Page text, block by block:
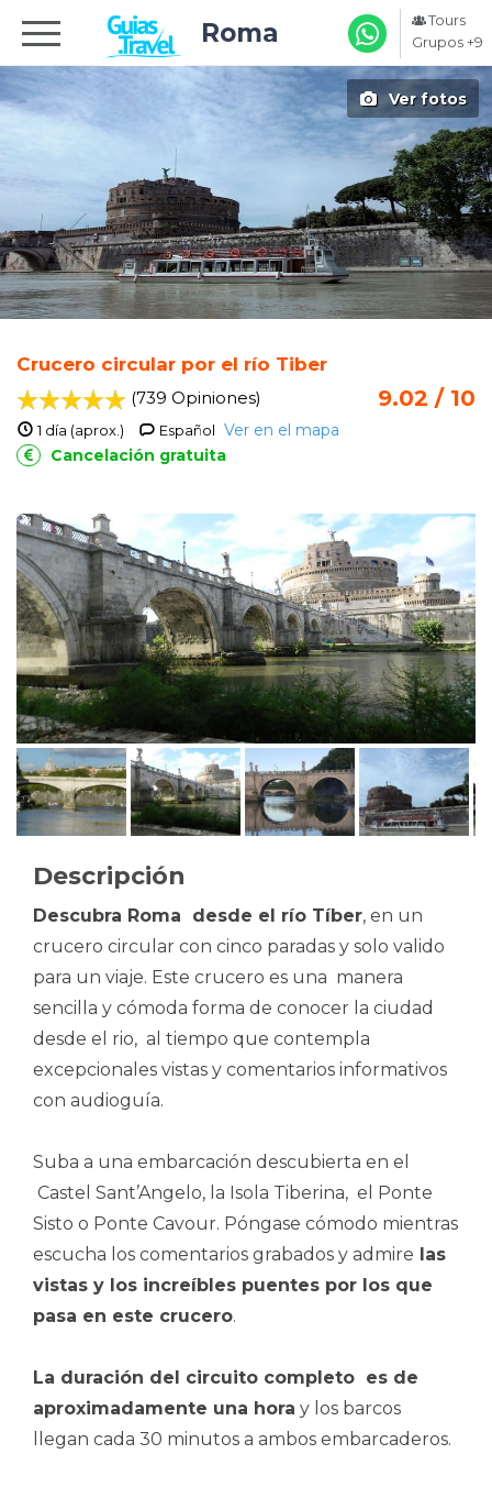
Roma
Tours
Grupos +9
Ver fotos
Crucero circular por el río Tiber
9.02 / 10
(739 Opiniones)
Español
1 día (aprox.)
Ver en el mapa
Cancelación gratuita
Descripción
Descubra Roma desde el río Tíber, en un
crucero circular con cinco paradas y solo valido
para un viaje. Este crucero es una manera
sencilla y cómoda forma de conocer la ciudad
desde el rio, al tiempo que contempla
excepcionales vistas y comentarios informativos
con audioguía.
Suba a una embarcación descubierta en el
Castel Sant’Angelo, la Isola Tiberina, el Ponte
Sisto o Ponte Cavour. Póngase cómodo mientras
escucha los comentarios grabados y admire las
vistas y los increíbles puentes por los que
pasa en este crucero.
La duración del circuito completo es de
aproximadamente una hora y los barcos
llegan cada 30 minutos a ambos embarcaderos.